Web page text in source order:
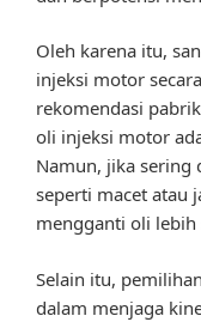
Oleh karena itu,
injeksi motor
rekomendasi
oli injeksi motor
Namun, jika sering
seperti macet atau
mengganti oli lebih
Selain itu,
dalam menjaga